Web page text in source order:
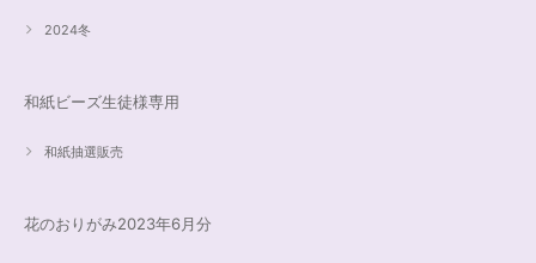
2024冬
和紙ビーズ生徒様専用
和紙抽選販売
花のおりがみ2023年6月分